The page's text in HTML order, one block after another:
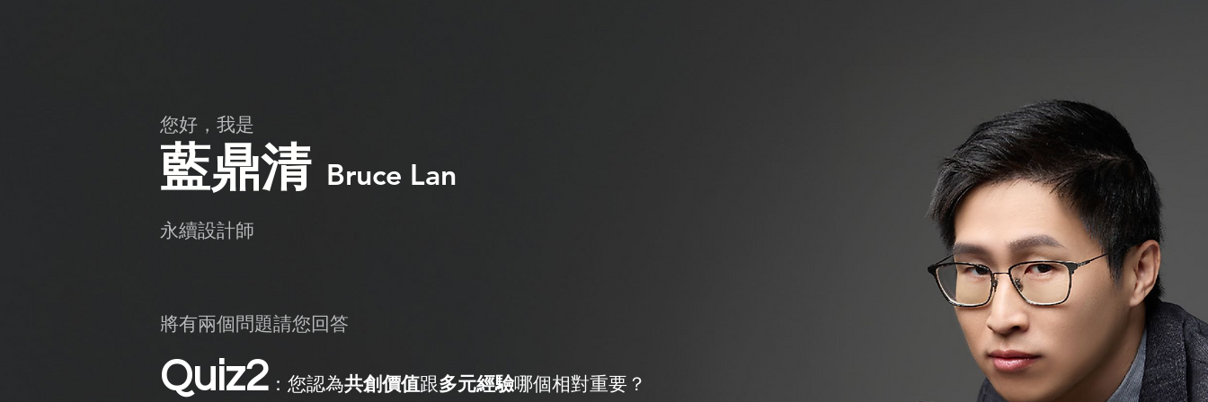
​藍鼎清 Bruce Lan
​永續設計師
​您好，我是
將有兩個問題請您回答
Quiz2 ：您認為共創價值跟多元經驗哪個相對重要？